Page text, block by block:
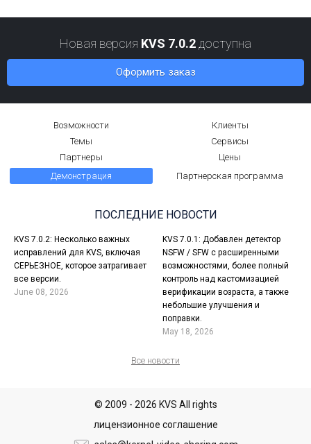
Новая версия KVS 7.0.2доступна
Оформить заказ
Возможности
Клиенты
Темы
Сервисы
Партнеры
Цены
Демонстрация
Партнерская программа
ПОСЛЕДНИЕ НОВОСТИ
KVS 7.0.2: Несколько важных
исправлений для KVS, включая
СЕРЬЕЗНОЕ, которое затрагивает
все версии.
June 08, 2026
KVS 7.0.1: Добавлен детектор
NSFW / SFW с расширенными
возможностями, более полный
контроль над кастомизацией
верификации возраста, а также
небольшие улучшения и
поправки.
May 18, 2026
Все новости
© 2009 - 2026 KVS All rights
лицензионное соглашение